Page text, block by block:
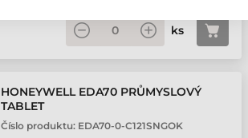
ks
HONEYWELL EDA70 PRŮMYSLOVÝ
TABLET
Číslo produktu: EDA70-0-C121SNGOK